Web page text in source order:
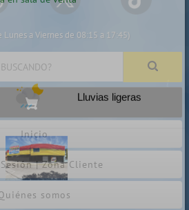
Lunes a Viernes de 08:15 a 17:45)
Inicio
| Zona Cliente
somos
Concepción.
sala de venta
Lluvias ligeras